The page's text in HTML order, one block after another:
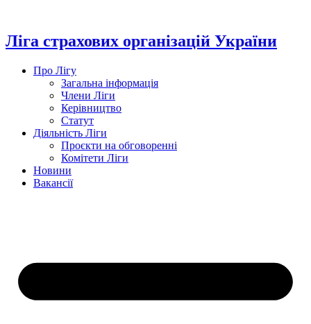
вмісту
Ліга страхових організацій України
Про Лігу
Загальна інформація
Члени Ліги
Керівництво
Статут
Діяльність Ліги
Проєкти на обговоренні
Комітети Ліги
Новини
Вакансії